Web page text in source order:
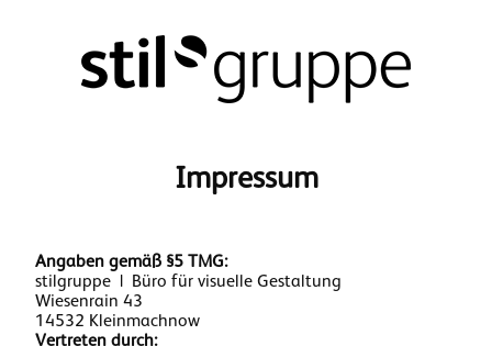
Impressum
Angaben gemäß §5 TMG:
stilgruppe | Büro für visuelle Gestaltung
Wiesenrain 43
14532 Kleinmachnow
Vertreten durch: